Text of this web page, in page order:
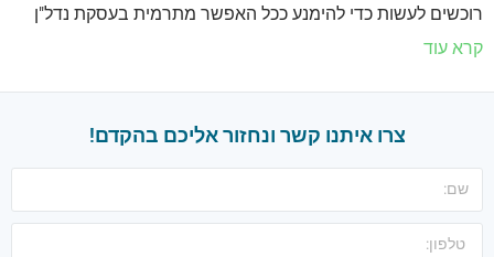
רוכשים לעשות כדי להימנע ככל האפשר מתרמית בעסקת נדל"ן
קרא עוד
צרו איתנו קשר ונחזור אליכם בהקדם!